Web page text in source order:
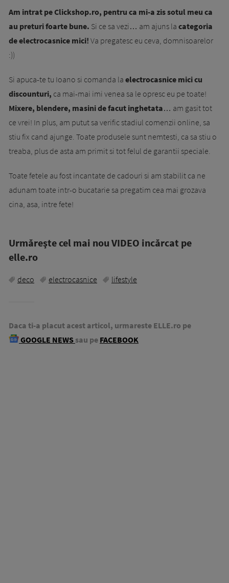
Am intrat pe Clickshop.ro, pentru ca mi-a zis sotul meu ca
au preturi foarte bune. Si ce sa vezi… am ajuns la categoria
de electrocasnice mici! Va pregatesc eu ceva, domnisoarelor
:))
Si apuca-te tu Ioano si comanda la electrocasnice mici cu
discounturi, ca mai-mai imi venea sa le opresc eu pe toate!
Mixere, blendere, masini de facut inghetata… am gasit tot
ce vrei! In plus, am putut sa verific stadiul comenzii online, sa
stiu fix cand ajunge. Toate produsele sunt nemtesti, ca sa stiu o
treaba, plus de asta am primit si tot felul de garantii speciale.
Toate fetele au fost incantate de cadouri si am stabilit ca ne
adunam toate intr-o bucatarie sa pregatim cea mai grozava
cina, asa, intre fete!
Urmăreşte cel mai nou VIDEO incărcat pe
elle.ro
deco electrocasnice lifestyle
Daca ti-a placut acest articol, urmareste ELLE.ro pe
GOOGLE NEWS sau pe FACEBOOK